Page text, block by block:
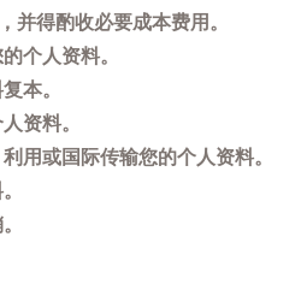
并得酌收必要成本费用。
个人资料。
本。
资料。
用或国际传输您的个人资料。